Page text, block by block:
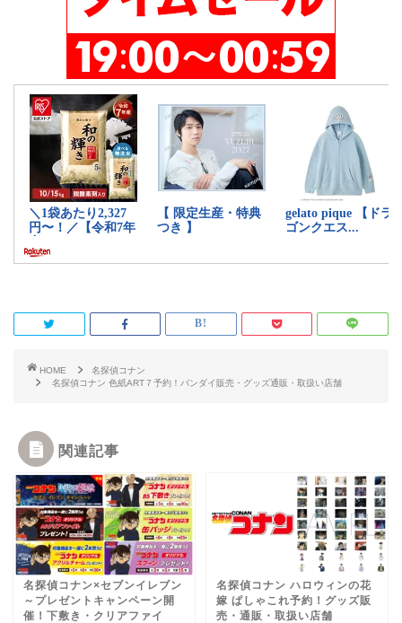
HOME
名探偵コナン
名探偵コナン 色紙ART７予約！バンダイ販売・グッズ通販・取扱い店舗
関連記事
名探偵コナン×セブンイレブン
～プレゼントキャンペーン開
催！下敷き・クリアファイ
名探偵コナン ハロウィンの花
嫁 ぱしゃこれ予約！グッズ販
売・通販・取扱い店舗